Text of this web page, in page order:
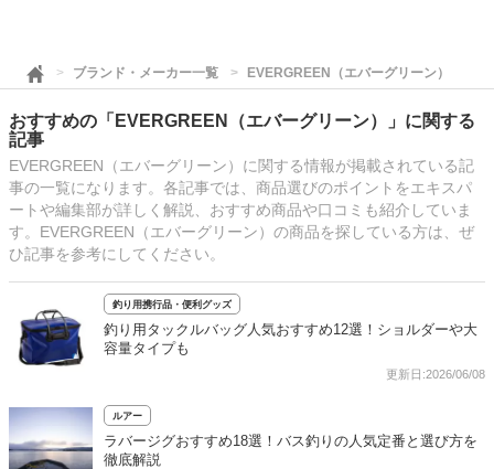
ブランド・メーカー一覧 EVERGREEN（エバーグリーン）
おすすめの「EVERGREEN（エバーグリーン）」に関する
記事
EVERGREEN（エバーグリーン）に関する情報が掲載されている記
事の一覧になります。各記事では、商品選びのポイントをエキスパ
ートや編集部が詳しく解説、おすすめ商品や口コミも紹介していま
す。EVERGREEN（エバーグリーン）の商品を探している方は、ぜ
ひ記事を参考にしてください。
釣り用携行品・便利グッズ
釣り用タックルバッグ人気おすすめ12選！ショルダーや大
容量タイプも
更新日:2026/06/08
ルアー
ラバージグおすすめ18選！バス釣りの人気定番と選び方を
徹底解説